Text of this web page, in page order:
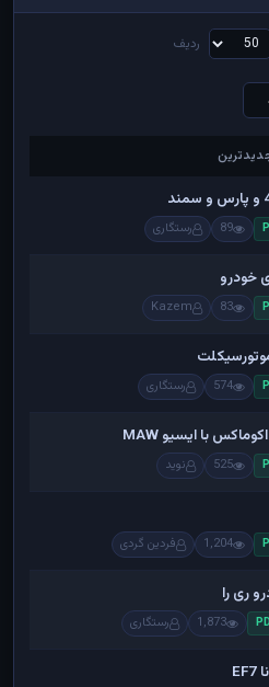
ردیف
89 رستگاری
خودرو
83
Kazem
574 رستگاری
525 نوید
1,204 فردین گردی
ری را
1,873 رستگاری